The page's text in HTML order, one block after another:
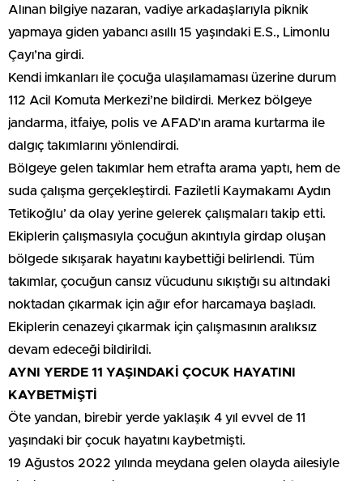
Alınan bilgiye nazaran, vadiye arkadaşlarıyla piknik
yapmaya giden yabancı asıllı 15 yaşındaki E.S., Limonlu
Çayı’na girdi.
Kendi imkanları ile çocuğa ulaşılamaması üzerine durum
112 Acil Komuta Merkezi’ne bildirdi. Merkez bölgeye
jandarma, itfaiye, polis ve AFAD’ın arama kurtarma ile
dalgıç takımlarını yönlendirdi.
Bölgeye gelen takımlar hem etrafta arama yaptı, hem de
suda çalışma gerçekleştirdi. Faziletli Kaymakamı Aydın
Tetikoğlu’ da olay yerine gelerek çalışmaları takip etti.
Ekiplerin çalışmasıyla çocuğun akıntıyla girdap oluşan
bölgede sıkışarak hayatını kaybettiği belirlendi. Tüm
takımlar, çocuğun cansız vücudunu sıkıştığı su altındaki
noktadan çıkarmak için ağır efor harcamaya başladı.
Ekiplerin cenazeyi çıkarmak için çalışmasının aralıksız
devam edeceği bildirildi.
AYNI YERDE 11 YAŞINDAKİ ÇOCUK HAYATINI
KAYBETMİŞTİ
Öte yandan, birebir yerde yaklaşık 4 yıl evvel de 11
yaşındaki bir çocuk hayatını kaybetmişti.
19 Ağustos 2022 yılında meydana gelen olayda ailesiyle